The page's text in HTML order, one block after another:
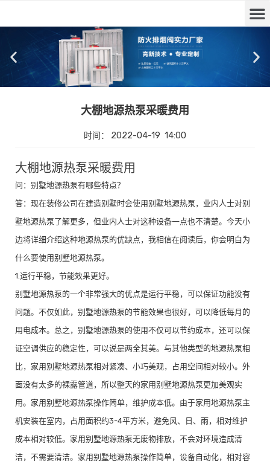
大棚地源热泵采暖费用
时间： 2022-04-19 14:00
大棚地源热泵采暖费用
问：别墅地源热泵有哪些特点？
答：现在装修公司在建造别墅时会使用别墅地源热泵，业内人士对别
墅地源热泵了解更多，但业内人士对这种设备一点也不清楚。今天小
边将详细介绍这种地源热泵的优缺点，我相信在阅读后，你会明白为
什么要使用别墅地源热泵。
1.运行平稳，节能效果更好。
别墅地源热泵的一个非常强大的优点是运行平稳，可以保证功能没有
问题。不仅如此，别墅地源热泵的节能效果也很好，可以降低每月的
用电成本。总之，别墅地源热泵的使用不仅可以节约成本，还可以保
证空调供应的稳定性，可以说是两全其美。与其他类型的地源热泵相
比，家用别墅地源热泵相对紧凑、小巧美观，占用空间相对较小。外
面没有太多的裸露管道，所以整天的家用别墅地源热泵更加美观实
用。家用别墅地源热泵操作简单，维护成本低。由于家用地源热泵主
机安装在室内，占用面积约3-4平方米，避免风、日、雨，相对维护
成本相对较低。家用别墅地源热泵无废物排放，不会对环境造成清
洁，不需要清洁。家用别墅地源热泵操作简单，设备自动化，相对容